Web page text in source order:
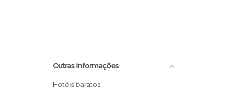
Outras informações
Hotéis baratos